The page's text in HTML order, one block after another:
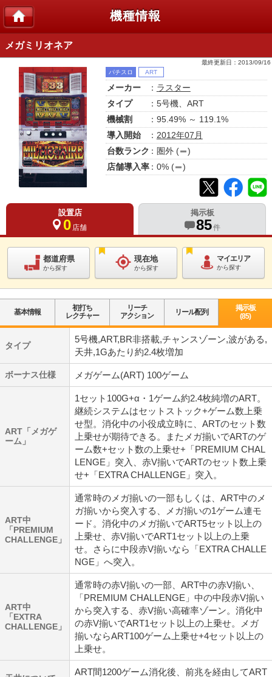
機種情報
メガミリオネア
最終更新日： 2013/09/16
パチスロ
ART
メーカー ： ラスター
タイプ
：5号機、ART
機械割
：95.49% ～ 119.1%
導入開始
： 2012年07月
台数ランク： 圏外(
)
店舗導入率： 0% ( )
設置店
0 店舗
掲示板
85件
都道府県
から探す
現在地
から探す
マイエリア
から探す
基本情報
初打ち
レクチャー
リーチ
アクション
リール配列
掲示板
(85)
タイプ
5号機,ART,BR非搭載,チャンスゾーン,波がある,
天井,1Gあたり約2.4枚増加
ボーナス仕様 メガゲーム(ART) 100ゲーム
ART「メガゲ
ーム」
1セット100G+α・1ゲーム約2.4枚純増のART。
継続システムはセットストック+ゲーム数上乗
せ型。消化中の小役成立時に、ARTのセット数
上乗せが期待できる。またメガ揃いでARTのゲ
ーム数+セット数の上乗せ+「PREMIUM CHAL
LENGE」突入、赤V揃いでARTのセット数上乗
せ+「EXTRA CHALLENGE」突入。
ART中
「PREMIUM
CHALLENGE」
通常時のメガ揃いの一部もしくは、ART中のメ
ガ揃いから突入する、メガ揃いの1ゲーム連モ
ード。消化中のメガ揃いでART5セット以上の
上乗せ、赤V揃いでART1セット以上の上乗
せ。さらに中段赤V揃いなら「EXTRA CHALLE
NGE」へ突入。
ART中
「EXTRA
CHALLENGE」
通常時の赤V揃いの一部、ART中の赤V揃い、
「PREMIUM CHALLENGE」中の中段赤V揃い
から突入する、赤V揃い高確率ゾーン。消化中
の赤V揃いでART1セット以上の上乗せ。メガ
揃いならART100ゲーム上乗せ+4セット以上の
上乗せ。
ART間1200ゲーム消化後、前兆を経由してART